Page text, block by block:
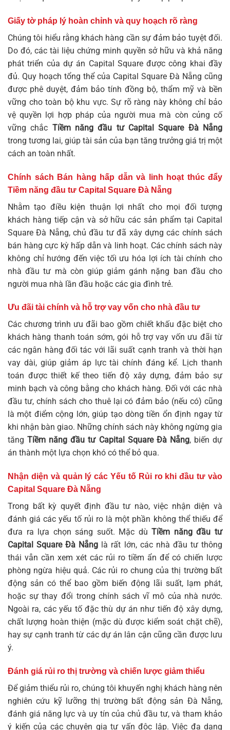
Giấy tờ pháp lý hoàn chỉnh và quy hoạch rõ ràng
Chúng tôi hiểu rằng khách hàng cần sự đảm bảo tuyệt đối.
Do đó, các tài liệu chứng minh quyền sở hữu và khả năng
phát triển của dự án Capital Square được công khai đầy
đủ. Quy hoạch tổng thể của Capital Square Đà Nẵng cũng
được phê duyệt, đảm bảo tính đồng bộ, thẩm mỹ và bền
vững cho toàn bộ khu vực. Sự rõ ràng này không chỉ bảo
vệ quyền lợi hợp pháp của người mua mà còn củng cố
vững chắc Tiềm năng đầu tư Capital Square Đà Nẵng
trong tương lai, giúp tài sản của bạn tăng trưởng giá trị một
cách an toàn nhất.
Chính sách Bán hàng hấp dẫn và linh hoạt thúc đẩy
Tiềm năng đầu tư Capital Square Đà Nẵng
Nhằm tạo điều kiện thuận lợi nhất cho mọi đối tượng
khách hàng tiếp cận và sở hữu các sản phẩm tại Capital
Square Đà Nẵng, chủ đầu tư đã xây dựng các chính sách
bán hàng cực kỳ hấp dẫn và linh hoạt. Các chính sách này
không chỉ hướng đến việc tối ưu hóa lợi ích tài chính cho
nhà đầu tư mà còn giúp giảm gánh nặng ban đầu cho
người mua nhà lần đầu hoặc các gia đình trẻ.
Ưu đãi tài chính và hỗ trợ vay vốn cho nhà đầu tư
Các chương trình ưu đãi bao gồm chiết khấu đặc biệt cho
khách hàng thanh toán sớm, gói hỗ trợ vay vốn ưu đãi từ
các ngân hàng đối tác với lãi suất cạnh tranh và thời hạn
vay dài, giúp giảm áp lực tài chính đáng kể. Lịch thanh
toán được thiết kế theo tiến độ xây dựng, đảm bảo sự
minh bạch và công bằng cho khách hàng. Đối với các nhà
đầu tư, chính sách cho thuê lại có đảm bảo (nếu có) cũng
là một điểm cộng lớn, giúp tạo dòng tiền ổn định ngay từ
khi nhận bàn giao. Những chính sách này không ngừng gia
tăngTiềm năng đầu tư Capital Square Đà Nẵng, biến dự
án thành một lựa chọn khó có thể bỏ qua.
Nhận diện và quản lý các Yếu tố Rủi ro khi đầu tư vào
Capital Square Đà Nẵng
Trong bất kỳ quyết định đầu tư nào, việc nhận diện và
đánh giá các yếu tố rủi ro là một phần không thể thiếu để
đưa ra lựa chọn sáng suốt. Mặc dùTiềm năng đầu tư
Capital Square Đà Nẵng là rất lớn, các nhà đầu tư thông
thái vẫn cần xem xét các rủi ro tiềm ẩn để có chiến lược
phòng ngừa hiệu quả. Các rủi ro chung của thị trường bất
động sản có thể bao gồm biến động lãi suất, lạm phát,
hoặc sự thay đổi trong chính sách vĩ mô của nhà nước.
Ngoài ra, các yếu tố đặc thù dự án như tiến độ xây dựng,
chất lượng hoàn thiện (mặc dù được kiểm soát chặt chẽ),
hay sự cạnh tranh từ các dự án lân cận cũng cần được lưu
ý.
Đánh giá rủi ro thị trường và chiến lược giảm thiểu
Để giảm thiểu rủi ro, chúng tôi khuyến nghị khách hàng nên
nghiên cứu kỹ lưỡng thị trường bất động sản Đà Nẵng,
đánh giá năng lực và uy tín của chủ đầu tư, và tham khảo
ý kiến của các chuyên gia tư vấn độc lập. Việc đa dạng